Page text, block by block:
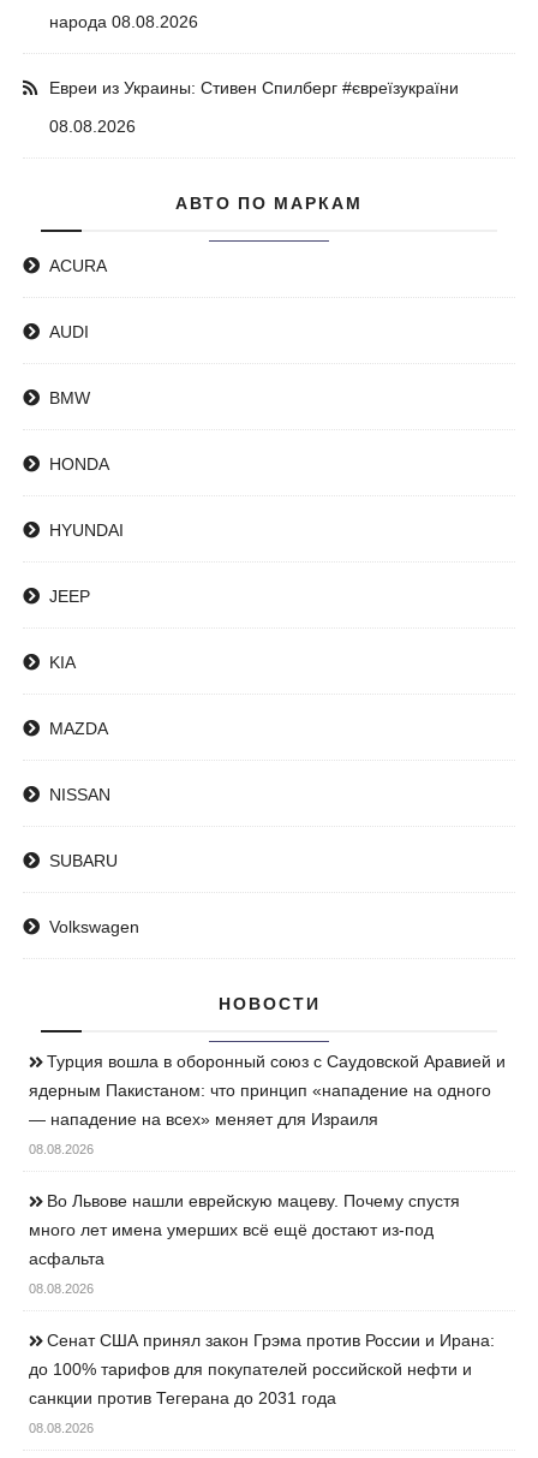
народа 08.08.2026
Евреи из Украины: Стивен Спилберг #євреїзукраїни
08.08.2026
АВТО ПО МАРКАМ
ACURA
AUDI
BMW
HONDA
HYUNDAI
JEEP
KIA
MAZDA
NISSAN
SUBARU
Volkswagen
НОВОСТИ
Турция вошла в оборонный союз с Саудовской Аравией и
ядерным Пакистаном: что принцип «нападение на одного
— нападение на всех» меняет для Израиля
08.08.2026
Во Львове нашли еврейскую мацеву. Почему спустя
много лет имена умерших всё ещё достают из-под
асфальта
08.08.2026
Сенат США принял закон Грэма против России и Ирана:
до 100% тарифов для покупателей российской нефти и
санкции против Тегерана до 2031 года
08.08.2026